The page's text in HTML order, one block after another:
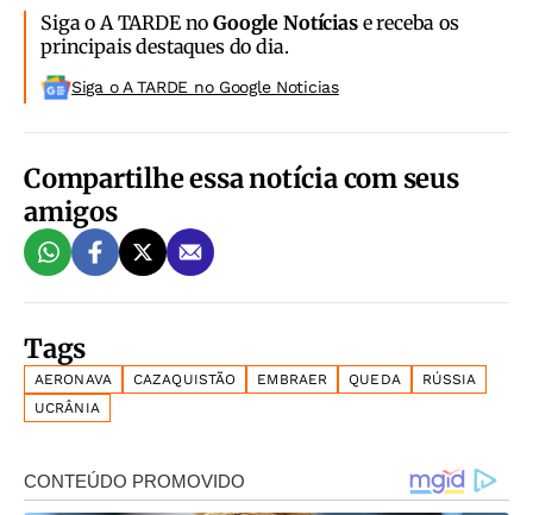
Siga o A TARDE noGoogle Notíciase receba os
principais destaques do dia.
Siga o A TARDE no Google Noticias
Compartilhe essa notícia com seus
amigos
Tags
AERONAVA CAZAQUISTÃO EMBRAER QUEDA
RÚSSIA
UCRÂNIA